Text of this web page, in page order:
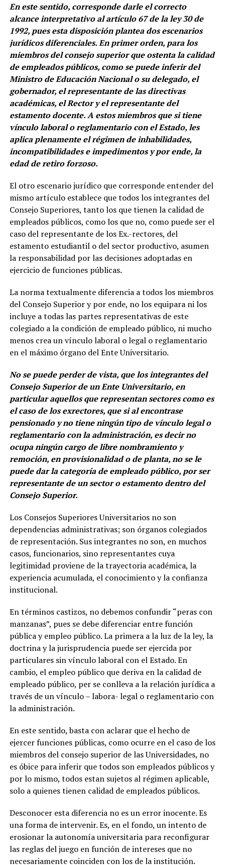
En este sentido, corresponde darle el correcto
alcance interpretativo al artículo 67 de la ley 30 de
1992, pues esta disposición plantea dos escenarios
jurídicos diferenciales. En primer orden, para los
miembros del consejo superior que ostenta la calidad
de empleados públicos, como se puede inferir del
Ministro de Educación Nacional o su delegado, el
gobernador, el representante de las directivas
académicas, el Rector y el representante del
estamento docente. A estos miembros que si tiene
vínculo laboral o reglamentario con el Estado, les
aplica plenamente el régimen de inhabilidades,
incompatibilidades e impedimentos y por ende, la
edad de retiro forzoso.
El otro escenario jurídico que corresponde entender del
mismo artículo establece que todos los integrantes del
Consejo Superiores, tanto los que tienen la calidad de
empleados públicos, como los que no, como puede ser el
caso del representante de los Ex.-rectores, del
estamento estudiantil o del sector productivo, asumen
la responsabilidad por las decisiones adoptadas en
ejercicio de funciones públicas.
La norma textualmente diferencia a todos los miembros
del Consejo Superior y por ende, no los equipara ni los
incluye a todas las partes representativas de este
colegiado a la condición de empleado público, ni mucho
menos crea un vínculo laboral o legal o reglamentario
en el máximo órgano del Ente Universitario.
No se puede perder de vista, que los integrantes del
Consejo Superior de un Ente Universitario, en
particular aquellos que representan sectores como es
el caso de los exrectores, que si al encontrase
pensionado y no tiene ningún tipo de vínculo legal o
reglamentario con la administración, es decir no
ocupa ningún cargo de libre nombramiento y
remoción, en provisionalidad o de planta, no se le
puede dar la categoría de empleado público, por ser
representante de un sector o estamento dentro del
Consejo Superior.
Los Consejos Superiores Universitarios no son
dependencias administrativas; son órganos colegiados
de representación. Sus integrantes no son, en muchos
casos, funcionarios, sino representantes cuya
legitimidad proviene de la trayectoria académica, la
experiencia acumulada, el conocimiento y la confianza
institucional.
En términos castizos, no debemos confundir “peras con
manzanas”, pues se debe diferenciar entre función
pública y empleo público. La primera a la luz de la ley, la
doctrina y la jurisprudencia puede ser ejercida por
particulares sin vínculo laboral con el Estado. En
cambio, el empleo público que deriva en la calidad de
empleado público, per se conlleva a la relación jurídica a
través de un vínculo – labora- legal o reglamentario con
la administración.
En este sentido, basta con aclarar que el hecho de
ejercer funciones públicas, como ocurre en el caso de los
miembros del consejo superior de las Universidades, no
es óbice para inferir que todos son empleados públicos y
por lo mismo, todos estan sujetos al régimen aplicable,
solo a quienes tienen calidad de empleados públicos.
Desconocer esta diferencia no es un error inocente. Es
una forma de intervenir. Es, en el fondo, un intento de
erosionar la autonomía universitaria para reconfigurar
las reglas del juego en función de intereses que no
necesariamente coinciden con los de la institución.